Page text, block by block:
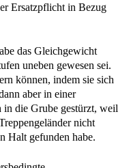
Ersatzpflicht in Bezug
das Gleichgewicht
uneben gewesen sei.
können, indem sie sich
aber in einer
in die Grube gestürzt, weil
nicht
Halt gefunden habe.